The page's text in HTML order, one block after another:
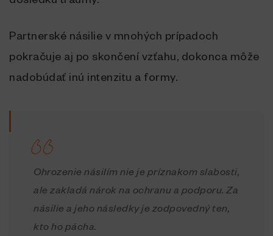
Partnerské násilie v mnohých prípadoch
pokračuje aj po skončení vzťahu, dokonca môže
nadobúdať inú intenzitu a formy.
Ohrozenie násilím nie je príznakom slabosti,
ale zakladá nárok na ochranu a podporu. Za
násilie a jeho následky je zodpovedný ten,
kto ho pácha.